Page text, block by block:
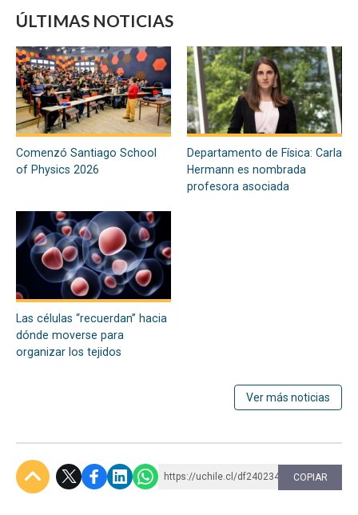
ÚLTIMAS NOTICIAS
Comenzó Santiago School
of Physics 2026
Departamento de Física: Carla
Hermann es nombrada
profesora asociada
Las células “recuerdan” hacia
dónde moverse para
organizar los tejidos
Ver más noticias
https://uchile.cl/df240234 COPIAR